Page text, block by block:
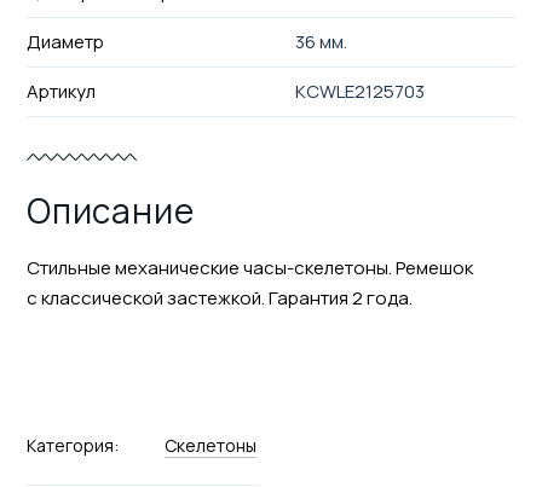
Диаметр
36 мм.
Артикул
KCWLE2125703
Описание
Стильные механические часы-скелетоны. Ремешок
с классической застежкой. Гарантия 2 года.
Категория: Скелетоны